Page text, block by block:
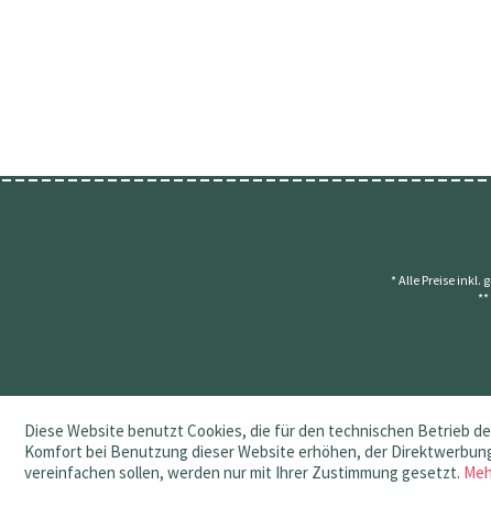
* Alle Preise inkl.
**
Diese Website benutzt Cookies, die für den technischen Betrieb
Komfort bei Benutzung dieser Website erhöhen, der
vereinfachen sollen, werden nur mit Ihrer Zustimmung gesetzt.